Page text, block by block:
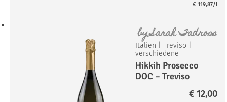
€ 119,87/l
bySarah Tadross
Italien |Treviso
verschiedene
Hikkih Prosecco
DOC – Treviso
€ 12,00